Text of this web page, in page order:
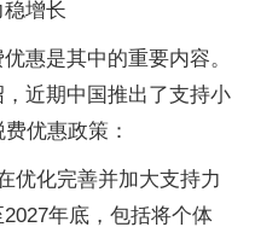
增长
惠是其中的重要内容。
近期中国推出了支持小
优惠政策：
优化完善并加大支持力
年底，包括将个体